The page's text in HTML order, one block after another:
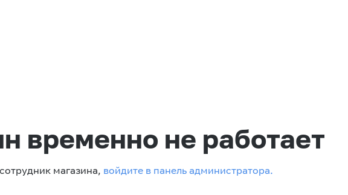
временно не работает
магазина, войдите в панель администратора.